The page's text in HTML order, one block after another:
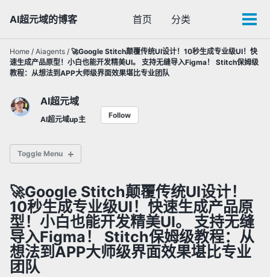
primary
navigation
content
footer
AI超元域的博客 首页 分类
Toggle
Home / Aiagents / 🚀Google Stitch颠覆传统UI设计！10秒生成专业级UI！快
速生成产品原型！小白也能开发精美UI。 支持无缝导入Figma！ Stitch保姆级
教程：从想法到APP大师级界面效果堪比专业团队
AI超元域
AI超元域up主 Follow
Toggle Menu
✅ 通用大语言模型
✅ 多模态AI模型
✅ 闭源AI
✅ AI智能体
🚀Google Stitch颠覆传统UI设计！
10秒生成专业级UI！快速生成产品原
型！小白也能开发精美UI。 支持无缝
导入Figma！ Stitch保姆级教程：从
想法到APP大师级界面效果堪比专业
团队